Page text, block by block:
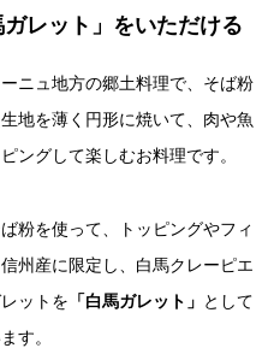
レット」をいただける
ニュ地方の郷土料理で、そば粉
地を薄く円形に焼いて、肉や魚
ングして楽しむお料理です。
粉を使って、トッピングやフィ
州産に限定し、白馬クレーピエ
ットを 「白馬ガレット」 として
す。